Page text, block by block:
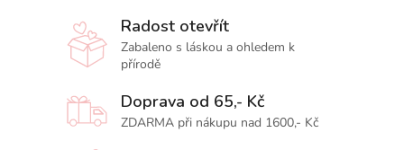
Radost otevřít
Zabaleno s láskou a ohledem k
přírodě
Doprava od 65,- Kč
ZDARMA při nákupu nad 1600,- Kč